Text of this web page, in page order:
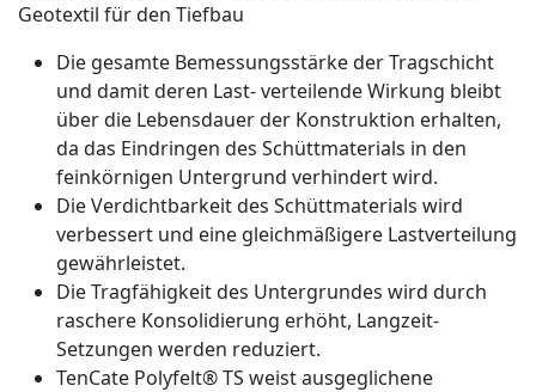
Geotextil für den Tiefbau
Die gesamte Bemessungsstärke der Tragschicht
und damit deren Last- verteilende Wirkung bleibt
über die Lebensdauer der Konstruktion erhalten,
da das Eindringen des Schüttmaterials in den
feinkörnigen Untergrund verhindert wird.
Die Verdichtbarkeit des Schüttmaterials wird
verbessert und eine gleichmäßigere Lastverteilung
gewährleistet.
Die Tragfähigkeit des Untergrundes wird durch
raschere Konsolidierung erhöht, Langzeit-
Setzungen werden reduziert.
TenCate Polyfelt® TS weist ausgeglichene